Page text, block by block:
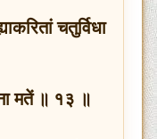
चतुर्विधा
मतें ॥ १३ ॥